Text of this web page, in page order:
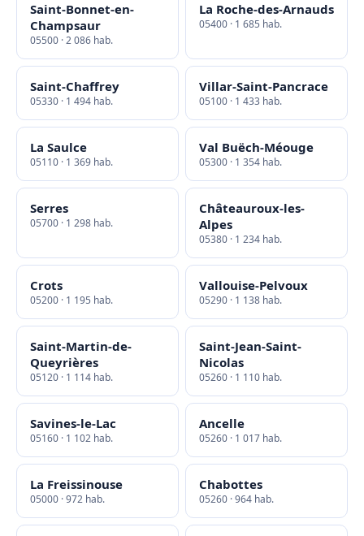
Saint-Bonnet-en-
Champsaur
05500 · 2 086 hab.
La Roche-des-Arnauds
05400 · 1 685 hab.
Saint-Chaffrey
05330 · 1 494 hab.
Villar-Saint-Pancrace
05100 · 1 433 hab.
La Saulce
05110 · 1 369 hab.
Val Buëch-Méouge
05300 · 1 354 hab.
Serres
05700 · 1 298 hab.
Châteauroux-les-
Alpes
05380 · 1 234 hab.
Crots
05200 · 1 195 hab.
Vallouise-Pelvoux
05290 · 1 138 hab.
Saint-Martin-de-
Queyrières
05120 · 1 114 hab.
Saint-Jean-Saint-
Nicolas
05260 · 1 110 hab.
Savines-le-Lac
05160 · 1 102 hab.
Ancelle
05260 · 1 017 hab.
La Freissinouse
05000 · 972 hab.
Chabottes
05260 · 964 hab.